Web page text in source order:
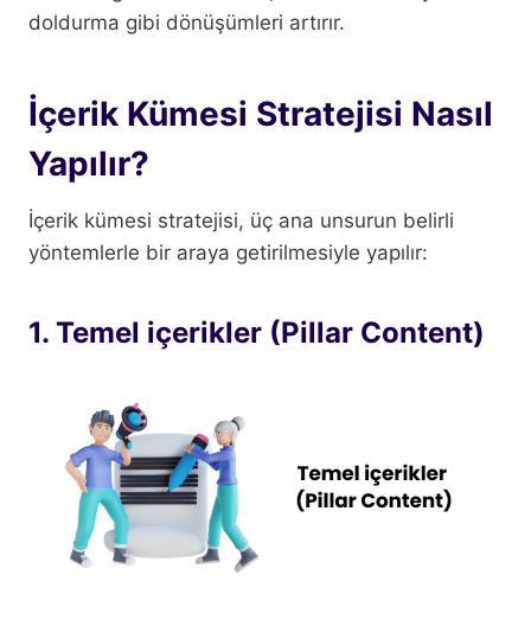
doldurma gibi dönüşümleri artırır.
İçerik Kümesi Stratejisi Nasıl
Yapılır?
İçerik kümesi stratejisi, üç ana unsurun belirli
yöntemlerle bir araya getirilmesiyle yapılır:
1. Temel içerikler (Pillar Content)